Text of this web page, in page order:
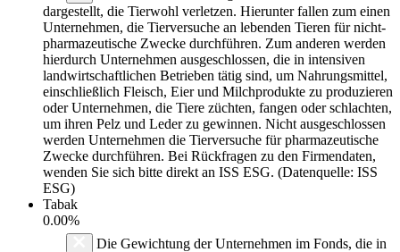
dargestellt, die Tierwohl verletzen. Hierunter fallen zum einen
Unternehmen, die Tierversuche an lebenden Tieren für nicht-
pharmazeutische Zwecke durchführen. Zum anderen werden
hierdurch Unternehmen ausgeschlossen, die in intensiven
landwirtschaftlichen Betrieben tätig sind, um Nahrungsmittel,
einschließlich Fleisch, Eier und Milchprodukte zu produzieren
oder Unternehmen, die Tiere züchten, fangen oder schlachten,
um ihren Pelz und Leder zu gewinnen. Nicht ausgeschlossen
werden Unternehmen die Tierversuche für pharmazeutische
Zwecke durchführen. Bei Rückfragen zu den Firmendaten,
wenden Sie sich bitte direkt an ISS ESG. (Datenquelle: ISS
ESG)
Tabak
0.00%
Die Gewichtung der Unternehmen im Fonds, die in